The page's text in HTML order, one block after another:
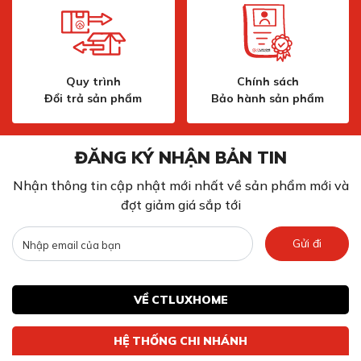
thông minh, giúp nguyên liệu được hút vào tâm xoay
hiệu quả hơn, tạo nên luồng xoay mạnh mẽ, đảm bảo
xay mịn đều, không vón cục, ngay cả với đá viên hay trái
cây đông lạnh.
Phần lưỡi dao được thiết kế dễ dàng tháo rời và thay
thế, giúp việc vệ sinh trở nên nhanh chóng và thuận tiện.
Bình Tritan ToGo tiện dụng
Quy trình
Đổi trả sản phẩm
Chính sách
Bảo hành sản phẩm
ĐĂNG KÝ NHẬN BẢN TIN
Nhận thông tin cập nhật mới nhất về sản phẩm mới và
đợt giảm giá sắp tới
Gửi đi
VỀ CTLUXHOME
HỆ THỐNG CHI NHÁNH